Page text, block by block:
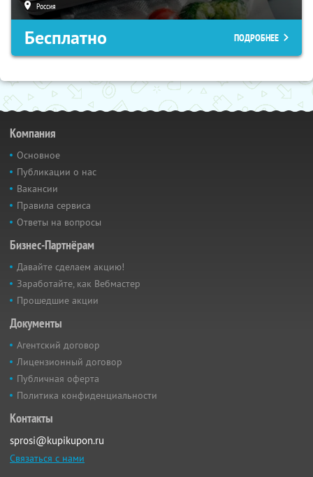
Россия
Бесплатно ПОДРОБНЕЕ
Компания
Основное
Публикации о нас
Вакансии
Правила сервиса
Ответы на вопросы
Бизнес-Партнёрам
Давайте сделаем акцию!
Заработайте, как Вебмастер
Прошедшие акции
Документы
Агентский договор
Лицензионный договор
Публичная оферта
Политика конфиденциальности
Контакты
sprosi@kupikupon.ru
Связаться с нами